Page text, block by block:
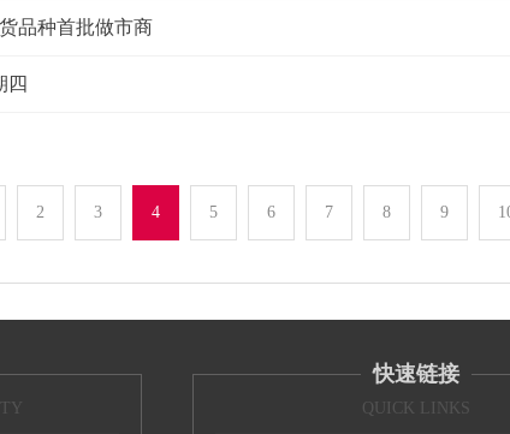
品种首批做市商
四
2 3 4 5 6 7 8 9
快速链接
QUICK LINKS